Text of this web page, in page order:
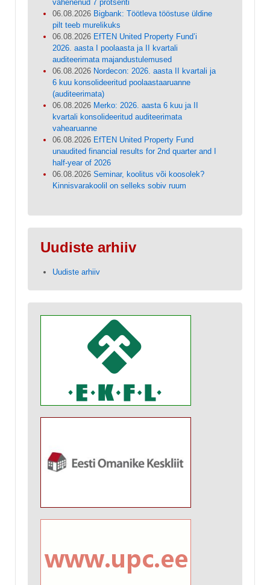
vähenenud 7 protsenti
06.08.2026 Bigbank: Töötleva tööstuse üldine
pilt teeb murelikuks
06.08.2026 EfTEN United Property Fund’i
2026. aasta I poolaasta ja II kvartali
auditeerimata majandustulemused
06.08.2026 Nordecon: 2026. aasta II kvartali ja
6 kuu konsolideeritud poolaastaaruanne
(auditeerimata)
06.08.2026 Merko: 2026. aasta 6 kuu ja II
kvartali konsolideeritud auditeerimata
vahearuanne
06.08.2026 EfTEN United Property Fund
unaudited financial results for 2nd quarter and I
half-year of 2026
06.08.2026 Seminar, koolitus või koosolek?
Kinnisvarakoolil on selleks sobiv ruum
Uudiste arhiiv
Uudiste arhiiv